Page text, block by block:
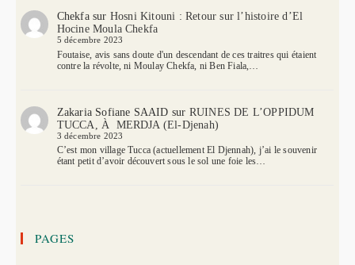
Chekfasur Hosni Kitouni : Retour sur l’histoire d’El
Hocine Moula Chekfa
5 décembre 2023
Foutaise, avis sans doute d'un descendant de ces traitres qui étaient
contre la révolte, ni Moulay Chekfa, ni Ben Fiala,…
Zakaria Sofiane SAAID sur RUINES DE L’OPPIDUM
TUCCA, À MERDJA (El-Djenah)
3 décembre 2023
C’est mon village Tucca (actuellement El Djennah), j’ai le souvenir
étant petit d’avoir découvert sous le sol une foie les…
PAGES